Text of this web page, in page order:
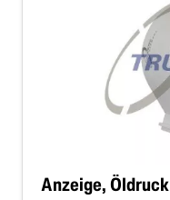
Anzeige, Öldruck